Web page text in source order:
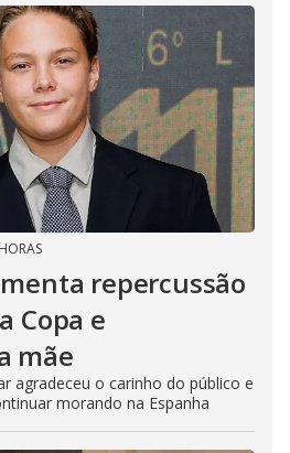
repercussão
Copa e
mãe
agradeceu o carinho do público e
morando na Espanha